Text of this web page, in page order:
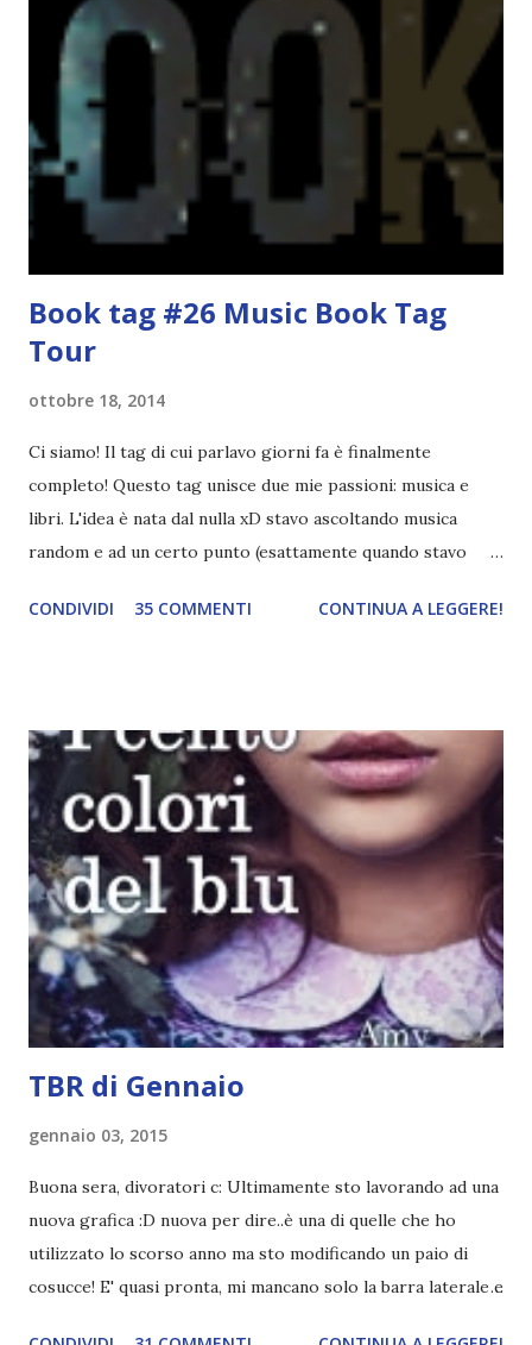
delle amicizie, così mi obbligò a entrare nella squadra dei
Pirati di Orlando. Mi feci degli amici eccome: una masnada di
bambini dell'asilo. Non fu un gran passo avanti, se l'obiettivo
era inserirmi fra i coetanei. Fu soprattutto perché come
statura sovrastavo tutti gli altri giocatori se quell'anno per
un pelo non entrai nella formazione ufficiale. Qu...
Book tag #26 Music Book Tag
Tour
ottobre 18, 2014
Ci siamo! Il tag di cui parlavo giorni fa è finalmente
completo! Questo tag unisce due mie passioni: musica e
libri. L'idea è nata dal nulla xD stavo ascoltando musica
random e ad un certo punto (esattamente quando stavo
quest'idea. Lo scopo del tag è di associare ad ogni canzone
che sono quelle che decidiamo di non fare ma che qualcun
altro potrebbe decidere di fare; Alla fine del tag si passa il
tag (scusate la ripetizione) ad un'altra blogger. Quest'ultima
aggiunge la sua canzone preferita, una descrizione (come
ho fatto io) e il nome del blog e del profilo (per sapere
anche chi è stato taggato) e dopo passa il tag ad un'altra
blogger che a sua volta deve fare il tag completo più la
canzone scelta dalla persona ch...
CONDIVIDI 35 COMMENTI CONTINUA A LEGGERE!
TBR di Gennaio
gennaio 03, 2015
Buona sera, divoratori c: Ultimamente sto lavorando ad una
nuova grafica :D nuova per dire..è una di quelle che ho
utilizzato lo scorso anno ma sto modificando un paio di
cosucce! E' quasi pronta, mi mancano solo la barra laterale e